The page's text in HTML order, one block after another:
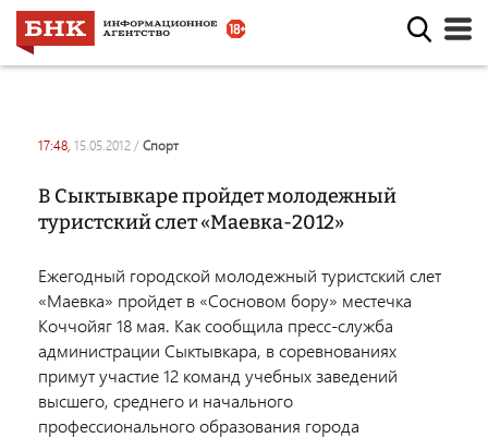
17:48, 15.05.2012 / спорт
В Сыктывкаре пройдет молодежный
туристский слет «Маевка-2012»
Ежегодный городской молодежный туристский слет
«Маевка» пройдет в «Сосновом бору» местечка
Коччойяг 18 мая. Как сообщила пресс-служба
администрации Сыктывкара, в соревнованиях
примут участие 12 команд учебных заведений
высшего, среднего и начального
профессионального образования города